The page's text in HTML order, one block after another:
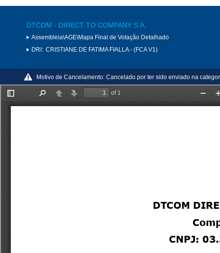
DTCOM - DIRECT TO COMPANY S.A.
Assembleia\AGE\Mapa Final de Votação Detalhado
DRI: CRISTIANE DE FATIMA FIALLA - (FCA V1)
Motivo de Cancelamento: Cancelado por ter sido enviado na